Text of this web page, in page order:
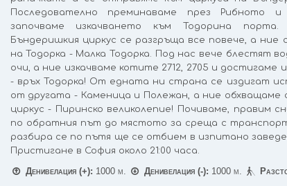
Последователно преминаваме през Рибното
започваме изкачването към Тодорина порта.
Бъндеришкия циркус се разгръща все повече, а
на Тодорка - Малка Тодорка. Под нас вече блестят
очи, а ние изкачваме котите 2712, 2705 и достигаме
- връх Тодорка! От едната ни страна се издигат
от другата - Каменица и Полежан, а ние обхващаме
циркус - Пиринско великолепие! Почиваме, правим
по обратния път до мястото за среща с
разбира се по пътя ще се отбием в изпитано
Пристигане в София около 21:00 часа.
Денивелация (+): 1000 м. Денивелация (-): 1000 м.